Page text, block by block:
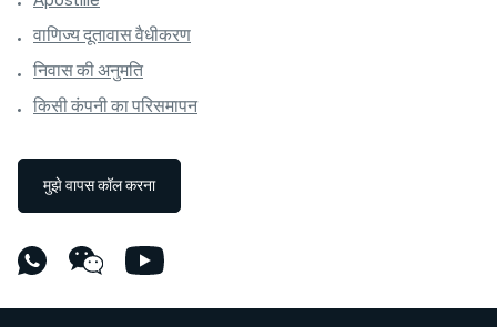
वाणिज्य दूतावास वैधीकरण
निवास की अनुमति
किसी कंपनी का परिसमापन
मुझे वापस कॉल करना